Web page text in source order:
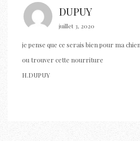
DUPUY
juillet 3, 2020
je pense que ce serais bien pour ma
ou trouver cette nourriture
H.DUPUY